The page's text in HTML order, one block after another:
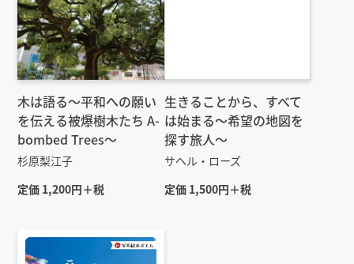
木は語る〜平和への願い
を伝える被爆樹木たち A-
bombed Trees〜
杉原梨江子
定価 1,200円＋税
生きることから、すべて
は始まる～希望の地図を
探す旅人～
サヘル・ローズ
定価 1,500円＋税